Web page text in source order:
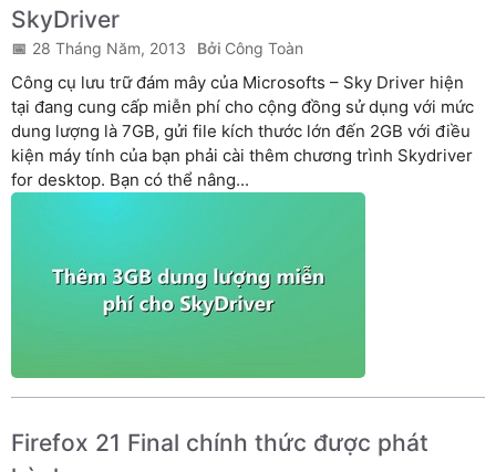
SkyDriver
28 Tháng Năm, 2013 Công Toàn
Công cụ lưu trữ đám mây của Microsofts – Sky Driver hiện
tại đang cung cấp miễn phí cho cộng đồng sử dụng với mức
dung lượng là 7GB, gửi file kích thước lớn đến 2GB với điều
kiện máy tính của bạn phải cài thêm chương trình Skydriver
for desktop. Bạn có thể nâng...
Firefox 21 Final chính thức được phát